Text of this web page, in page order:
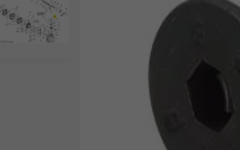
Épitőipari gépalkatrészek
Üzemanyag adagolók